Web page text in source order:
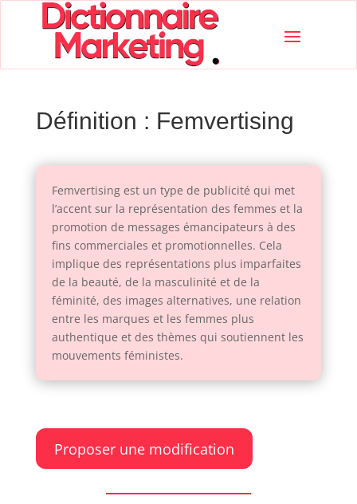
Définition : Femvertising
Femvertising est un type de publicité qui met
l’accent sur la représentation des femmes et la
promotion de messages émancipateurs à des
fins commerciales et promotionnelles. Cela
implique des représentations plus imparfaites
de la beauté, de la masculinité et de la
féminité, des images alternatives, une relation
entre les marques et les femmes plus
authentique et des thèmes qui soutiennent les
mouvements féministes.
Proposer une modification